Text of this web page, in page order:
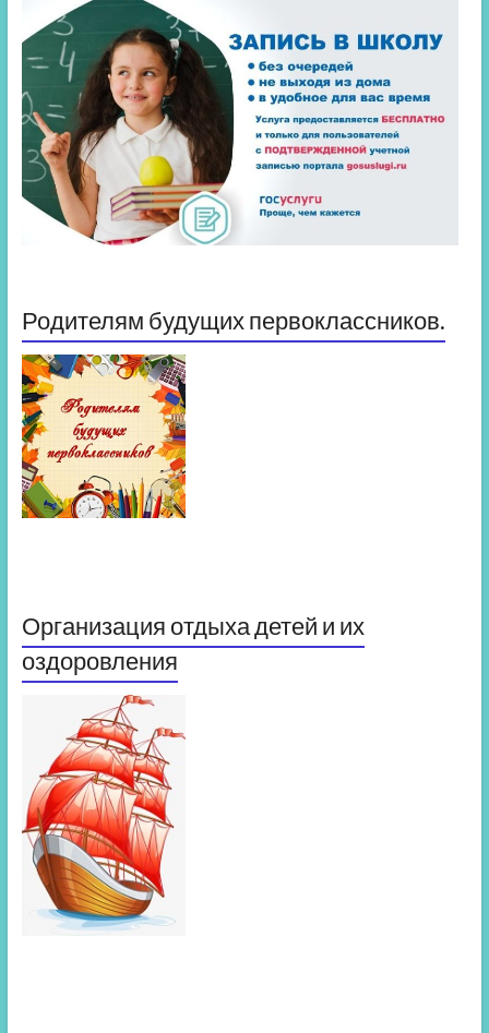
Родителям будущих первоклассников.
Организация отдыха детей и их
оздоровления